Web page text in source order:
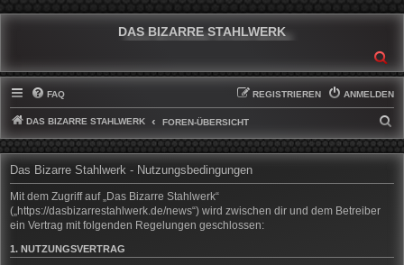
DAS BIZARRE STAHLWERK
FAQ ANMELDEN
REGISTRIEREN
DAS BIZARRE STAHLWERK FOREN-ÜBERSICHT
U
H
Das Bizarre Stahlwerk - Nutzungsbedingungen
Mit dem Zugriff auf „Das Bizarre Stahlwerk“
(„https://dasbizarrestahlwerk.de/news“) wird zwischen dir und dem Betreiber
ein Vertrag mit folgenden Regelungen geschlossen:
1. NUTZUNGSVERTRAG